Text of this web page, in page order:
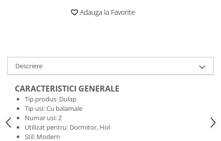
Adauga la Favorite
Descriere
CARACTERISTICI GENERALE
Tip produs: Dulap
Tip usi: Cu balamale
Numar usi: 2
Utilizat pentru: Dormitor, Hol
Stil: Modern